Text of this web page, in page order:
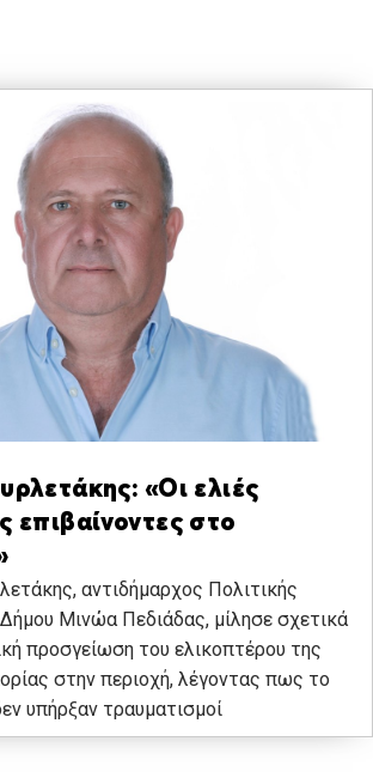
«Οι ελιές
επιβαίνοντες στο
αντιδήμαρχος Πολιτικής
Μινώα Πεδιάδας, μίλησε σχετικά
προσγείωση του ελικοπτέρου της
στην περιοχή, λέγοντας πως το
υπήρξαν τραυματισμοί